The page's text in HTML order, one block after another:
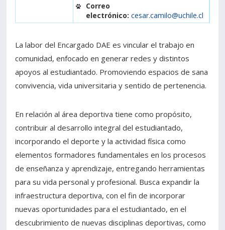
Correo
electrónico: cesar.camilo@uchile.cl
La labor del Encargado DAE es vincular el trabajo en
comunidad, enfocado en generar redes y distintos
apoyos al estudiantado. Promoviendo espacios de sana
convivencia, vida universitaria y sentido de pertenencia.
En relación al área deportiva tiene como propósito,
contribuir al desarrollo integral del estudiantado,
incorporando el deporte y la actividad física como
elementos formadores fundamentales en los procesos
de enseñanza y aprendizaje, entregando herramientas
para su vida personal y profesional. Busca expandir la
infraestructura deportiva, con el fin de incorporar
nuevas oportunidades para el estudiantado, en el
descubrimiento de nuevas disciplinas deportivas, como